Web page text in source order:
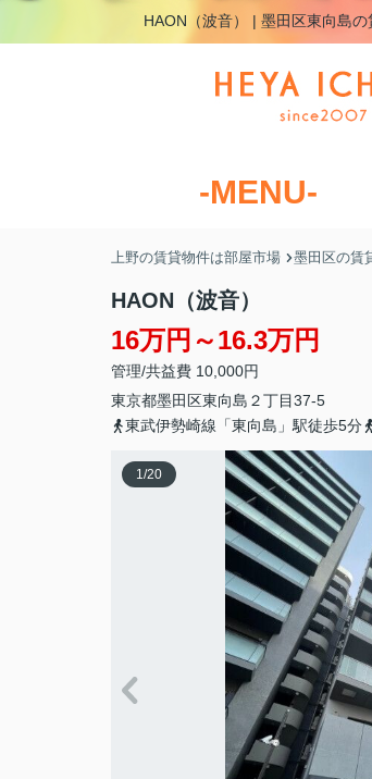
HAON（波音） | 墨田区東向島
-MENU-
上野の賃貸物件は部屋市場 墨田区の賃
HAON（波音）
16万円～16.3万円
管理/共益費 10,000円
東京都墨田区東向島 ２丁目37-5
東武伊勢崎線「東向島」駅徒歩5分
1/20